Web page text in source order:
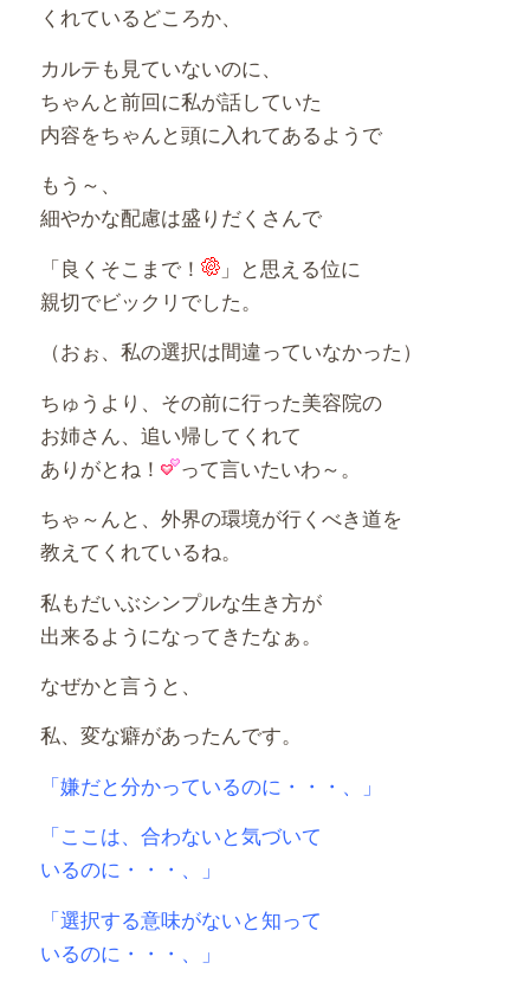
くれているどころか、
カルテも見ていないのに、
ちゃんと前回に私が話していた
内容をちゃんと頭に入れてあるようで
もう～、
細やかな配慮は盛りだくさんで
「良くそこまで！
」と思える位に
親切でビックリでした。
（おぉ、私の選択は間違っていなかった）
ちゅうより、その前に行った美容院の
お姉さん、追い帰してくれて
ありがとね！
って言いたいわ～。
ちゃ～んと、外界の環境が行くべき道を
教えてくれているね。
私もだいぶシンプルな生き方が
出来るようになってきたなぁ。
なぜかと言うと、
私、変な癖があったんです。
「嫌だと分かっているのに・・・、」
「ここは、合わないと気づいて
いるのに・・・、」
「選択する意味がないと知って
いるのに・・・、」